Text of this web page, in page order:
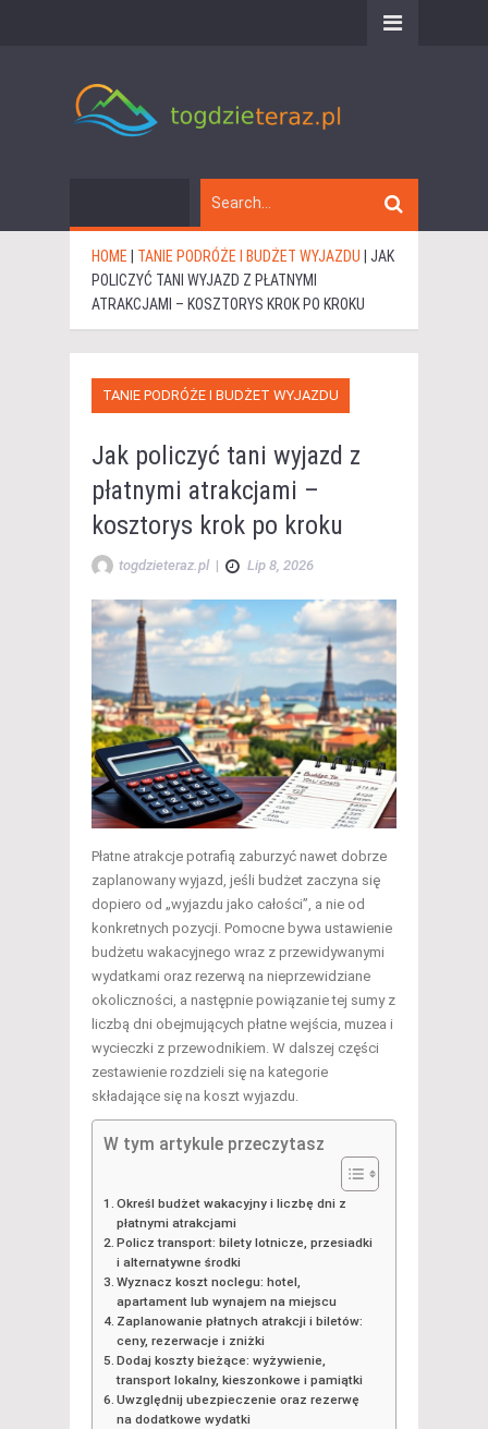
HOME TANIE PODRÓŻE I BUDŻET WYJAZDU
JAK
POLICZYĆ TANI WYJAZD Z PŁATNYMI
ATRAKCJAMI – KOSZTORYS KROK PO KROKU
TANIE PODRÓŻE I BUDŻET WYJAZDU
Jak policzyć tani wyjazd z
płatnymi atrakcjami –
kosztorys krok po kroku
togdzieteraz.pl | Lip 8, 2026
Płatne atrakcje potrafią zaburzyć nawet dobrze
zaplanowany wyjazd, jeśli budżet zaczyna się
dopiero od „wyjazdu jako całości”, a nie od
konkretnych pozycji. Pomocne bywa ustawienie
budżetu wakacyjnego wraz z przewidywanymi
wydatkami oraz rezerwą na nieprzewidziane
okoliczności, a następnie powiązanie tej sumy z
liczbą dni obejmujących płatne wejścia, muzea i
wycieczki z przewodnikiem. W dalszej części
zestawienie rozdzieli się na kategorie
składające się na koszt wyjazdu.
W tym artykule przeczytasz
Określ budżet wakacyjny i liczbę dni z
płatnymi atrakcjami
Policz transport: bilety lotnicze, przesiadki
i alternatywne środki
Wyznacz koszt noclegu: hotel,
apartament lub wynajem na miejscu
Zaplanowanie płatnych atrakcji i biletów:
ceny, rezerwacje i zniżki
Dodaj koszty bieżące: wyżywienie,
transport lokalny, kieszonkowe i pamiątki
Uwzględnij ubezpieczenie oraz rezerwę
na dodatkowe wydatki